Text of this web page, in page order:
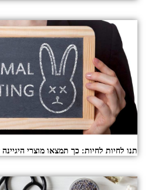
תנו לחיות לחיות: כך תמצאו מוצרי